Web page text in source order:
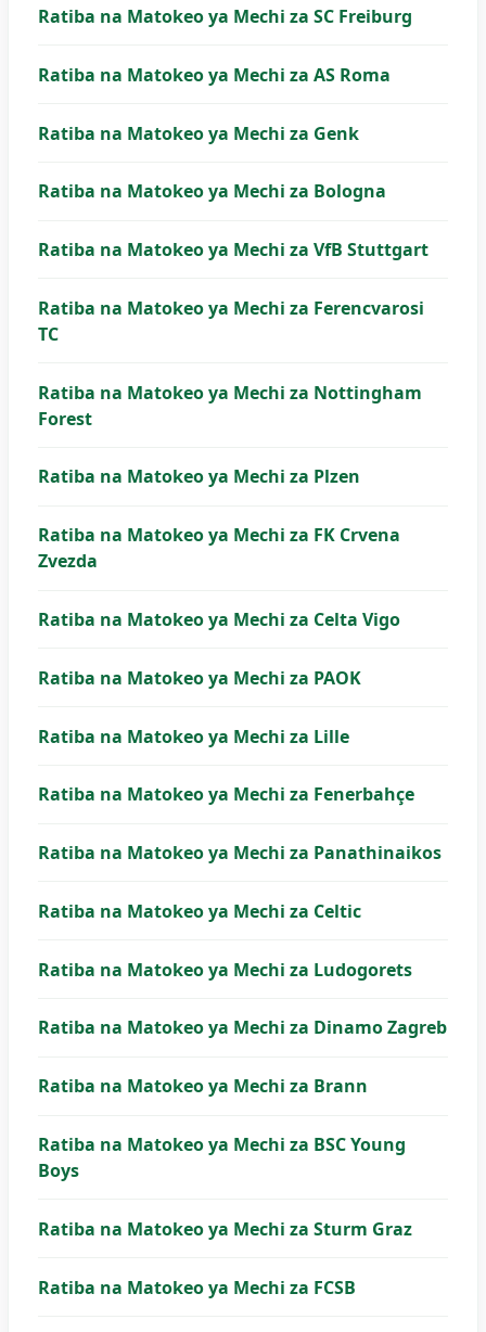
Ratiba na Matokeo ya Mechi za SC Freiburg
Ratiba na Matokeo ya Mechi za AS Roma
Ratiba na Matokeo ya Mechi za Genk
Ratiba na Matokeo ya Mechi za Bologna
Ratiba na Matokeo ya Mechi za VfB Stuttgart
Ratiba na Matokeo ya Mechi za Ferencvarosi
TC
Ratiba na Matokeo ya Mechi za Nottingham
Forest
Ratiba na Matokeo ya Mechi za Plzen
Ratiba na Matokeo ya Mechi za FK Crvena
Zvezda
Ratiba na Matokeo ya Mechi za Celta Vigo
Ratiba na Matokeo ya Mechi za PAOK
Ratiba na Matokeo ya Mechi za Lille
Ratiba na Matokeo ya Mechi za Fenerbahçe
Ratiba na Matokeo ya Mechi za Panathinaikos
Ratiba na Matokeo ya Mechi za Celtic
Ratiba na Matokeo ya Mechi za Ludogorets
Ratiba na Matokeo ya Mechi za Dinamo Zagreb
Ratiba na Matokeo ya Mechi za Brann
Ratiba na Matokeo ya Mechi za BSC Young
Boys
Ratiba na Matokeo ya Mechi za Sturm Graz
Ratiba na Matokeo ya Mechi za FCSB